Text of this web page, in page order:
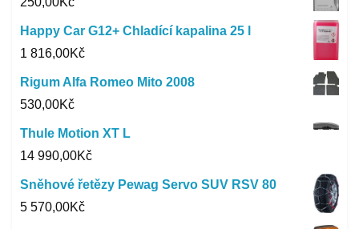
Happy Car G12+ Chladící kapalina 25 l
1 816,00Kč
Rigum Alfa Romeo Mito 2008
530,00Kč
Thule Motion XT L
14 990,00Kč
Sněhové řetězy Pewag Servo SUV RSV 80
5 570,00Kč